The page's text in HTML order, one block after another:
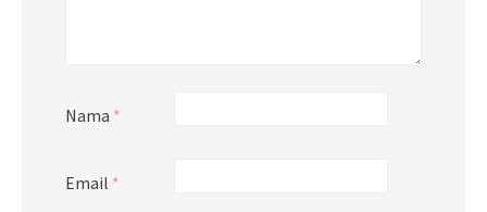
Nama *
Email *